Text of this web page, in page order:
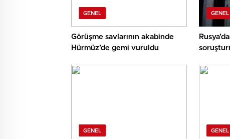
GENEL
Görüşme savlarının akabinde
Hürmüz’de gemi vuruldu
GENEL
GENEL GENEL